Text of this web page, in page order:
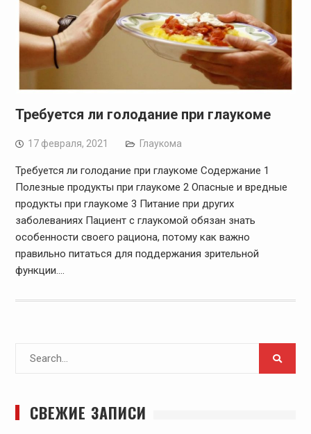
Требуется ли голодание при глаукоме
17 февраля, 2021 Глаукома
Требуется ли голодание при глаукоме Содержание 1
Полезные продукты при глаукоме 2 Опасные и вредные
продукты при глаукоме 3 Питание при других
заболеваниях Пациент с глаукомой обязан знать
особенности своего рациона, потому как важно
правильно питаться для поддержания зрительной
функции.…
СВЕЖИЕ ЗАПИСИ